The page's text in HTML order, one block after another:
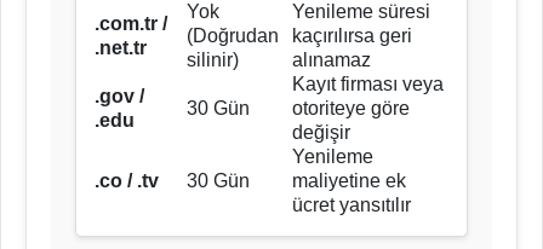
.com.tr /
.net.tr
Yok
(Doğrudan
silinir)
Yenileme süresi
kaçırılırsa geri
alınamaz
.gov /
.edu
30 Gün
Kayıt firması veya
otoriteye göre
değişir
.co / .tv 30 Gün
Yenileme
maliyetine ek
ücret yansıtılır